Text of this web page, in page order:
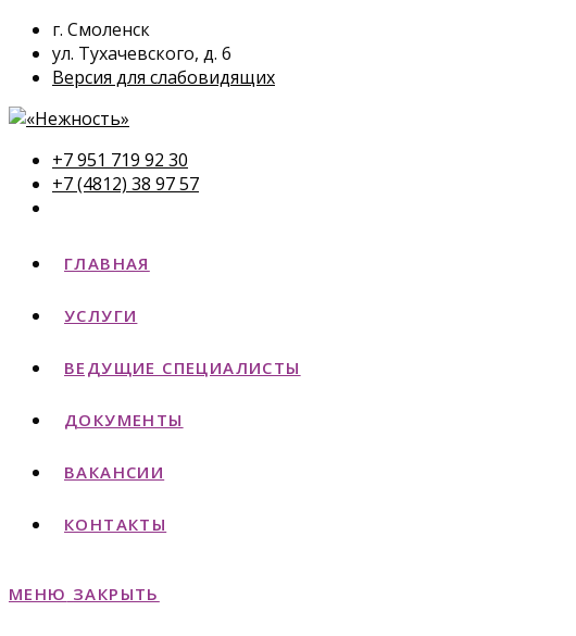
г. Смоленск
ул. Тухачевского, д. 6
Версия для слабовидящих
+7 951 719 92 30
+7 (4812) 38 97 57
ГЛАВНАЯ
УСЛУГИ
ВЕДУЩИЕ СПЕЦИАЛИСТЫ
ДОКУМЕНТЫ
ВАКАНСИИ
КОНТАКТЫ
МЕНЮ ЗАКРЫТЬ